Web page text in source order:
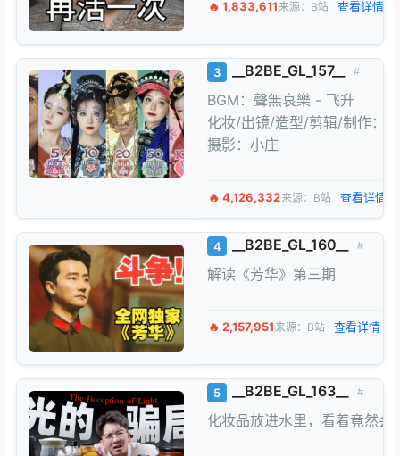
🔥 1,833,611来源：B站 查看详情 →
3 __B2BE_GL_157__ #
BGM：聲無哀樂 - 飞升
化妆/出镜/造型/剪辑/制作：
摄影：小庄
🔥 4,126,332来源：B站 查看详情 →
4 __B2BE_GL_160__ #
解读《芳华》第三期
🔥 2,157,951来源：B站 查看详情 →
5 __B2BE_GL_163__ #
化妆品放进水里，看着竟然